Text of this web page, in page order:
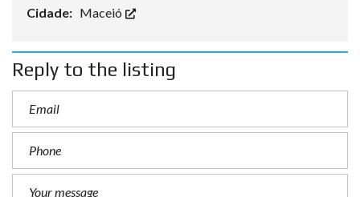
Cidade: Maceió
Reply to the listing